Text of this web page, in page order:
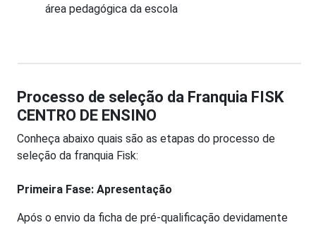
área pedagógica da escola
Processo de seleção da Franquia FISK
CENTRO DE ENSINO
Conheça abaixo quais são as etapas do processo de
seleção da franquia Fisk:
Primeira Fase: Apresentação
Após o envio da ficha de pré-qualificação devidamente